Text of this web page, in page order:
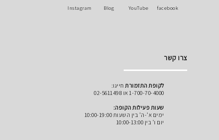
YouTube
Blog
Instagram
לקופת התזמורתחייגו:
1-700-70-4000 או 02-5611498
שעות פעילות הקופה:
ימים א'-ה' בין השעות 10:00-19:00